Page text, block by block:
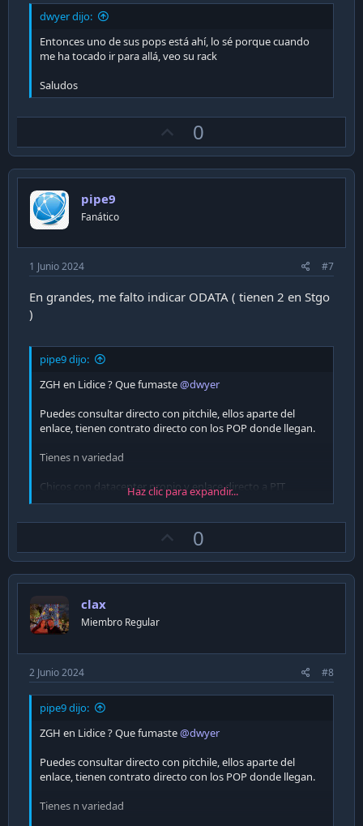
dwyer dijo:
Entonces uno de sus pops está ahí, lo sé porque cuando
me ha tocado ir para allá, veo su rack
Saludos
p
v
0
pipe9
Fanático
1 Junio 2024 #7
En grandes, me falto indicar ODATA ( tienen 2 en Stgo
)
pipe9 dijo:
ZGH en Lidice ? Que fumaste@dwyer
Puedes consultar directo con pitchile, ellos aparte del
enlace, tienen contrato directo con los POP donde llegan.
Tienes n variedad
Chicos con datacenter propio y enlace directo a PIT
ZGH
Grandes ( con precio mas competitivo )
Ascenty
EdgeConnex
Claro
Haz clic para expandir...
p
v
0
clax
Miembro Regular
2 Junio 2024 #8
pipe9 dijo:
ZGH en Lidice ? Que fumaste@dwyer
Puedes consultar directo con pitchile, ellos aparte del
enlace, tienen contrato directo con los POP donde llegan.
Tienes n variedad